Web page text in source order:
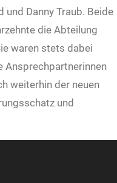
Danny Traub. Beide
die Abteilung
waren stets dabei
Ansprechpartnerinnen
weiterhin der neuen
und